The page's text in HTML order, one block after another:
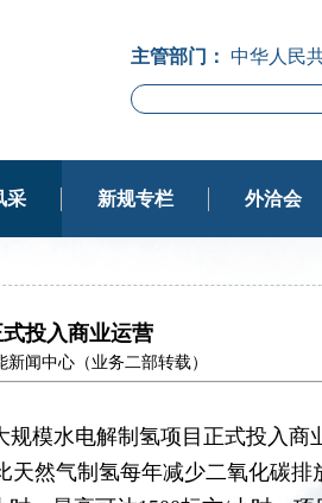
主管部门： 中华人民
采 新规专栏 外洽会
投入商业运营
闻中心（业务二部转载）
模水电解制氢项目正式投入商
然气制氢每年减少二氧化碳排